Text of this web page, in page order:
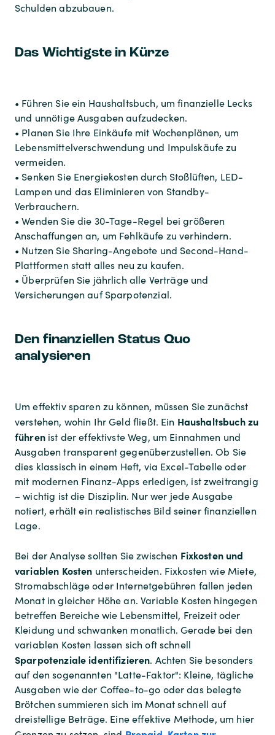
Schulden abzubauen.
Das Wichtigste in Kürze
• Führen Sie ein Haushaltsbuch, um finanzielle Lecks
und unnötige Ausgaben aufzudecken.
• Planen Sie Ihre Einkäufe mit Wochenplänen, um
Lebensmittelverschwendung und Impulskäufe zu
vermeiden.
• Senken Sie Energiekosten durch Stoßlüften, LED-
Lampen und das Eliminieren von Standby-
Verbrauchern.
• Wenden Sie die 30-Tage-Regel bei größeren
Anschaffungen an, um Fehlkäufe zu verhindern.
• Nutzen Sie Sharing-Angebote und Second-Hand-
Plattformen statt alles neu zu kaufen.
• Überprüfen Sie jährlich alle Verträge und
Versicherungen auf Sparpotenzial.
Den finanziellen Status Quo
analysieren
Um effektiv sparen zu können, müssen Sie zunächst
verstehen, wohin Ihr Geld fließt. Ein Haushaltsbuch zu
führenist der effektivste Weg, um Einnahmen und
Ausgaben transparent gegenüberzustellen. Ob Sie
dies klassisch in einem Heft, via Excel-Tabelle oder
mit modernen Finanz-Apps erledigen, ist zweitrangig
– wichtig ist die Disziplin. Nur wer jede Ausgabe
notiert, erhält ein realistisches Bild seiner finanziellen
Lage.
Bei der Analyse sollten Sie zwischen Fixkosten und
variablen Kosten unterscheiden. Fixkosten wie Miete,
Stromabschläge oder Internetgebühren fallen jeden
Monat in gleicher Höhe an. Variable Kosten hingegen
betreffen Bereiche wie Lebensmittel, Freizeit oder
Kleidung und schwanken monatlich. Gerade bei den
variablen Kosten lassen sich oft schnell
Sparpotenziale identifizieren. Achten Sie besonders
auf den sogenannten "Latte-Faktor": Kleine, tägliche
Ausgaben wie der Coffee-to-go oder das belegte
Brötchen summieren sich im Monat schnell auf
dreistellige Beträge. Eine effektive Methode, um hier